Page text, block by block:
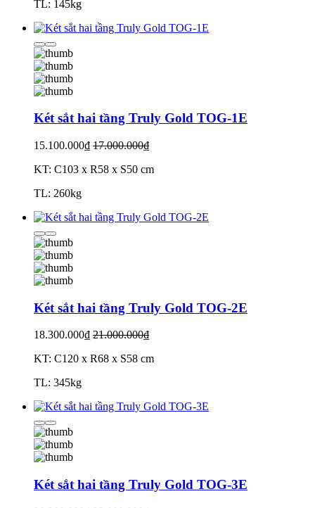
TL: 145kg
Két sắt hai tầng Truly Gold TOG-1E
15.100.000₫ 17.000.000₫
KT: C103 x R58 x S50 cm
TL: 260kg
Két sắt hai tầng Truly Gold TOG-2E
18.300.000₫ 21.000.000₫
KT: C120 x R68 x S58 cm
TL: 345kg
Két sắt hai tầng Truly Gold TOG-3E